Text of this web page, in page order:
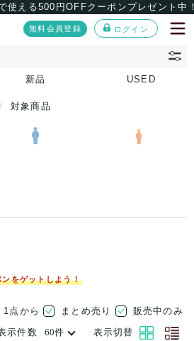
使える500円OFFクーポンプレゼント中
無料会員登録 ログイン
新品 USED
対象商品
をゲットしよう！
1点から まとめ売り
販売中のみ
示件数
表示切替